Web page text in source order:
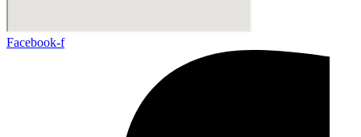
Facebook-f